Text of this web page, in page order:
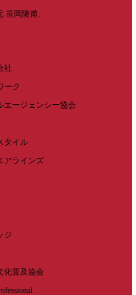
笹岡隆甫、
社
ーク
エージェンシー協会
タイル
アラインズ
ジ
化普及協会